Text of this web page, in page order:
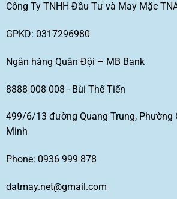
Công Ty TNHH Đầu Tư và May Mặc
GPKD: 0317296980
Ngân hàng Quân Đội – MB Bank
8888 008 008 - Bùi Thế Tiến
499/6/13 đường Quang Trung, Phường
Minh
Phone: 0936 999 878
datmay.net@gmail.com